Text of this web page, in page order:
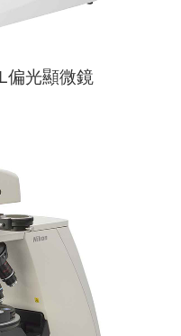
偏光顯微鏡